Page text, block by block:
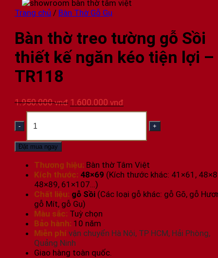
Trang chủ / Bàn Thờ Gỗ Gụ
Bàn thờ treo tường gỗ Sồi
thiết kế ngăn kéo tiện lợi –
TR118
1.950.000vnđ Giá
gốc
1.600.000 vnđ
hiện
1.600.000 vnđ.
thờ
tường
gỗ
Sồi
thiết
ngăn
kéo
tiện
lợi
-
TR118
số
Đặt mua ngay
Thương hiệu: Bàn thờ Tâm Việt
Kích thước: 48×69 (Kích thước khác: 41×61,
48×89, 61×107…)
Chất liệu: gỗ Sồi (Các loại gỗ khác: gỗ Gõ, gỗ
gỗ Mít, gỗ Gụ)
Màu sắc: Tuỳ chọn
Bảo hành: 10 năm
Miễn phí vận chuyển Hà Nội, TP HCM, Hải Phòng,
Quảng Ninh
Giao hàng toàn quốc.